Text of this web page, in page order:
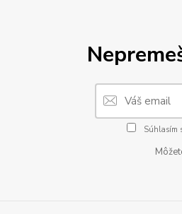
Súhlasím